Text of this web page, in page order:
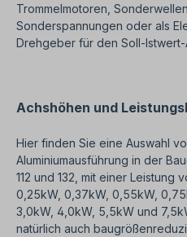
Trommelmotoren,
Sonderspannungen oder als
Drehgeber für den Soll-Istwert-
Achshöhen und
Hier finden Sie eine Auswahl
Aluminiumausführung in der
112 und 132, mit einer Leistung
0,25kW, 0,37kW, 0,55kW,
3,0kW, 4,0kW, 5,5kW und
natürlich auch